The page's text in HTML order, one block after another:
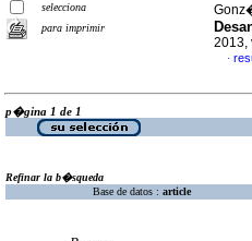
selecciona
para imprimir
2013,
·
p�gina 1 de 1
Refinar la b�squeda
Base de datos : article